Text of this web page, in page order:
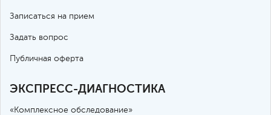
Записаться на прием
Задать вопрос
Публичная оферта
ЭКСПРЕСС-ДИАГНОСТИКА
«Комплексное обследование»